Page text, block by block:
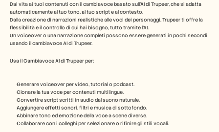
Dai vita ai tuoi contenuti con il cambiavoce basato sull'AI di Trupeer, che si adatta
automaticamente al tuo tono, al tuo script e al contesto.
Dalla creazione di narrazioni realistiche alle voci dei personaggi, Trupeer ti offre la
flessibilità e il controllo di cui hai bisogno, tutto tramite l'AI.
Un voiceover o una narrazione completi possono essere generati in pochi secondi
usando il cambiavoce AI di Trupeer.
Usa il Cambiavoce AI di Trupeer per:
Generare voiceover per video, tutorial o podcast.
Clonare la tua voce per contenuti multilingue.
Convertire script scritti in audio dal suono naturale.
Aggiungere effetti sonori, filtri e musica di sottofondo.
Abbinare tono ed emozione della voce a scene diverse.
Collaborare con i colleghi per selezionare o rifinire gli stili vocali.